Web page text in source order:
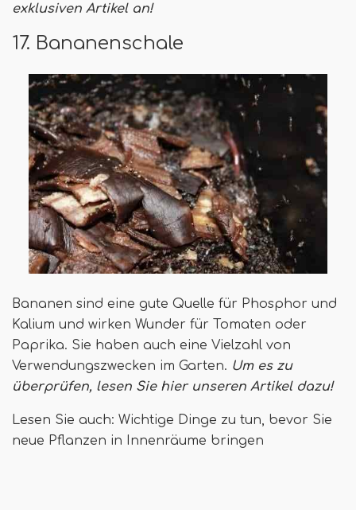
exklusiven Artikel an!
17. Bananenschale
Bananen sind eine gute Quelle für Phosphor und
Kalium und wirken Wunder für Tomaten oder
Paprika. Sie haben auch eine Vielzahl von
Verwendungszwecken im Garten. Um es zu
überprüfen, lesen Sie hier unseren Artikel dazu!
Lesen Sie auch: Wichtige Dinge zu tun, bevor Sie
neue Pflanzen in Innenräume bringen